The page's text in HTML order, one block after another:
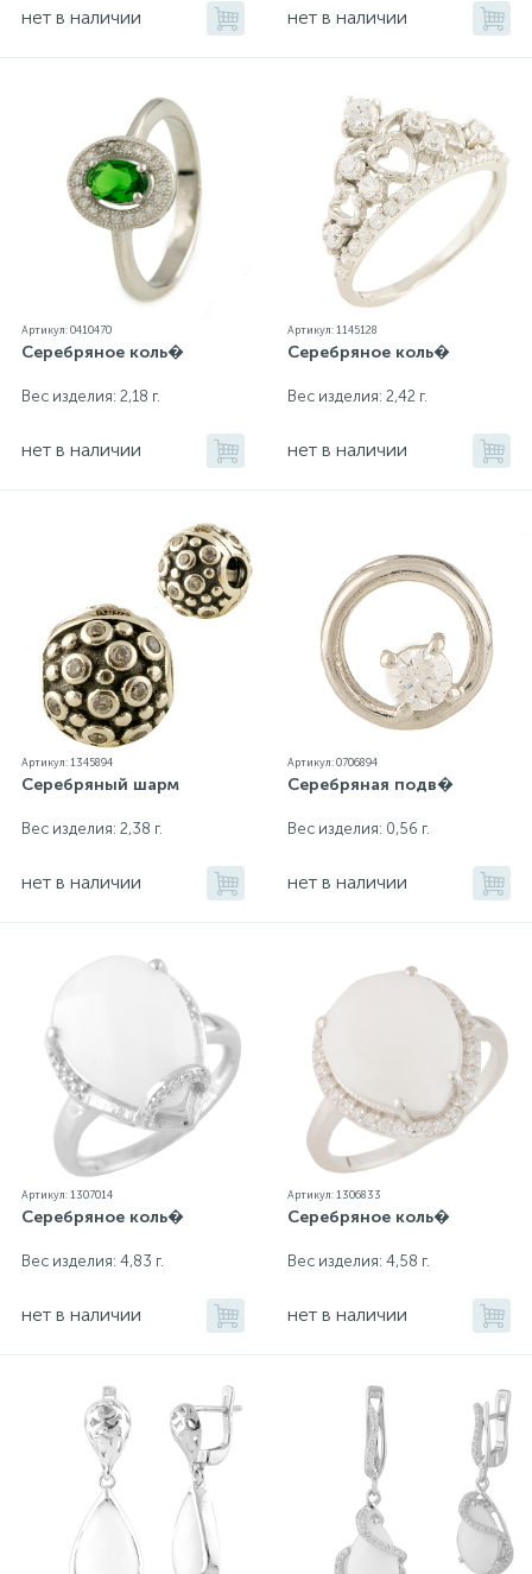
нет в наличии нет в наличии
Артикул: 0410470
Серебряное коль�
Вес изделия: 2,18 г.
нет в наличии
Артикул: 1145128
Серебряное коль�
Вес изделия: 2,42 г.
нет в наличии
Артикул: 1345894
Серебряный шарм
Вес изделия: 2,38 г.
нет в наличии
Артикул: 0706894
Серебряная подв�
Вес изделия: 0,56 г.
нет в наличии
Артикул: 1307014
Серебряное коль�
Вес изделия: 4,83 г.
нет в наличии
Артикул: 1306833
Серебряное коль�
Вес изделия: 4,58 г.
нет в наличии